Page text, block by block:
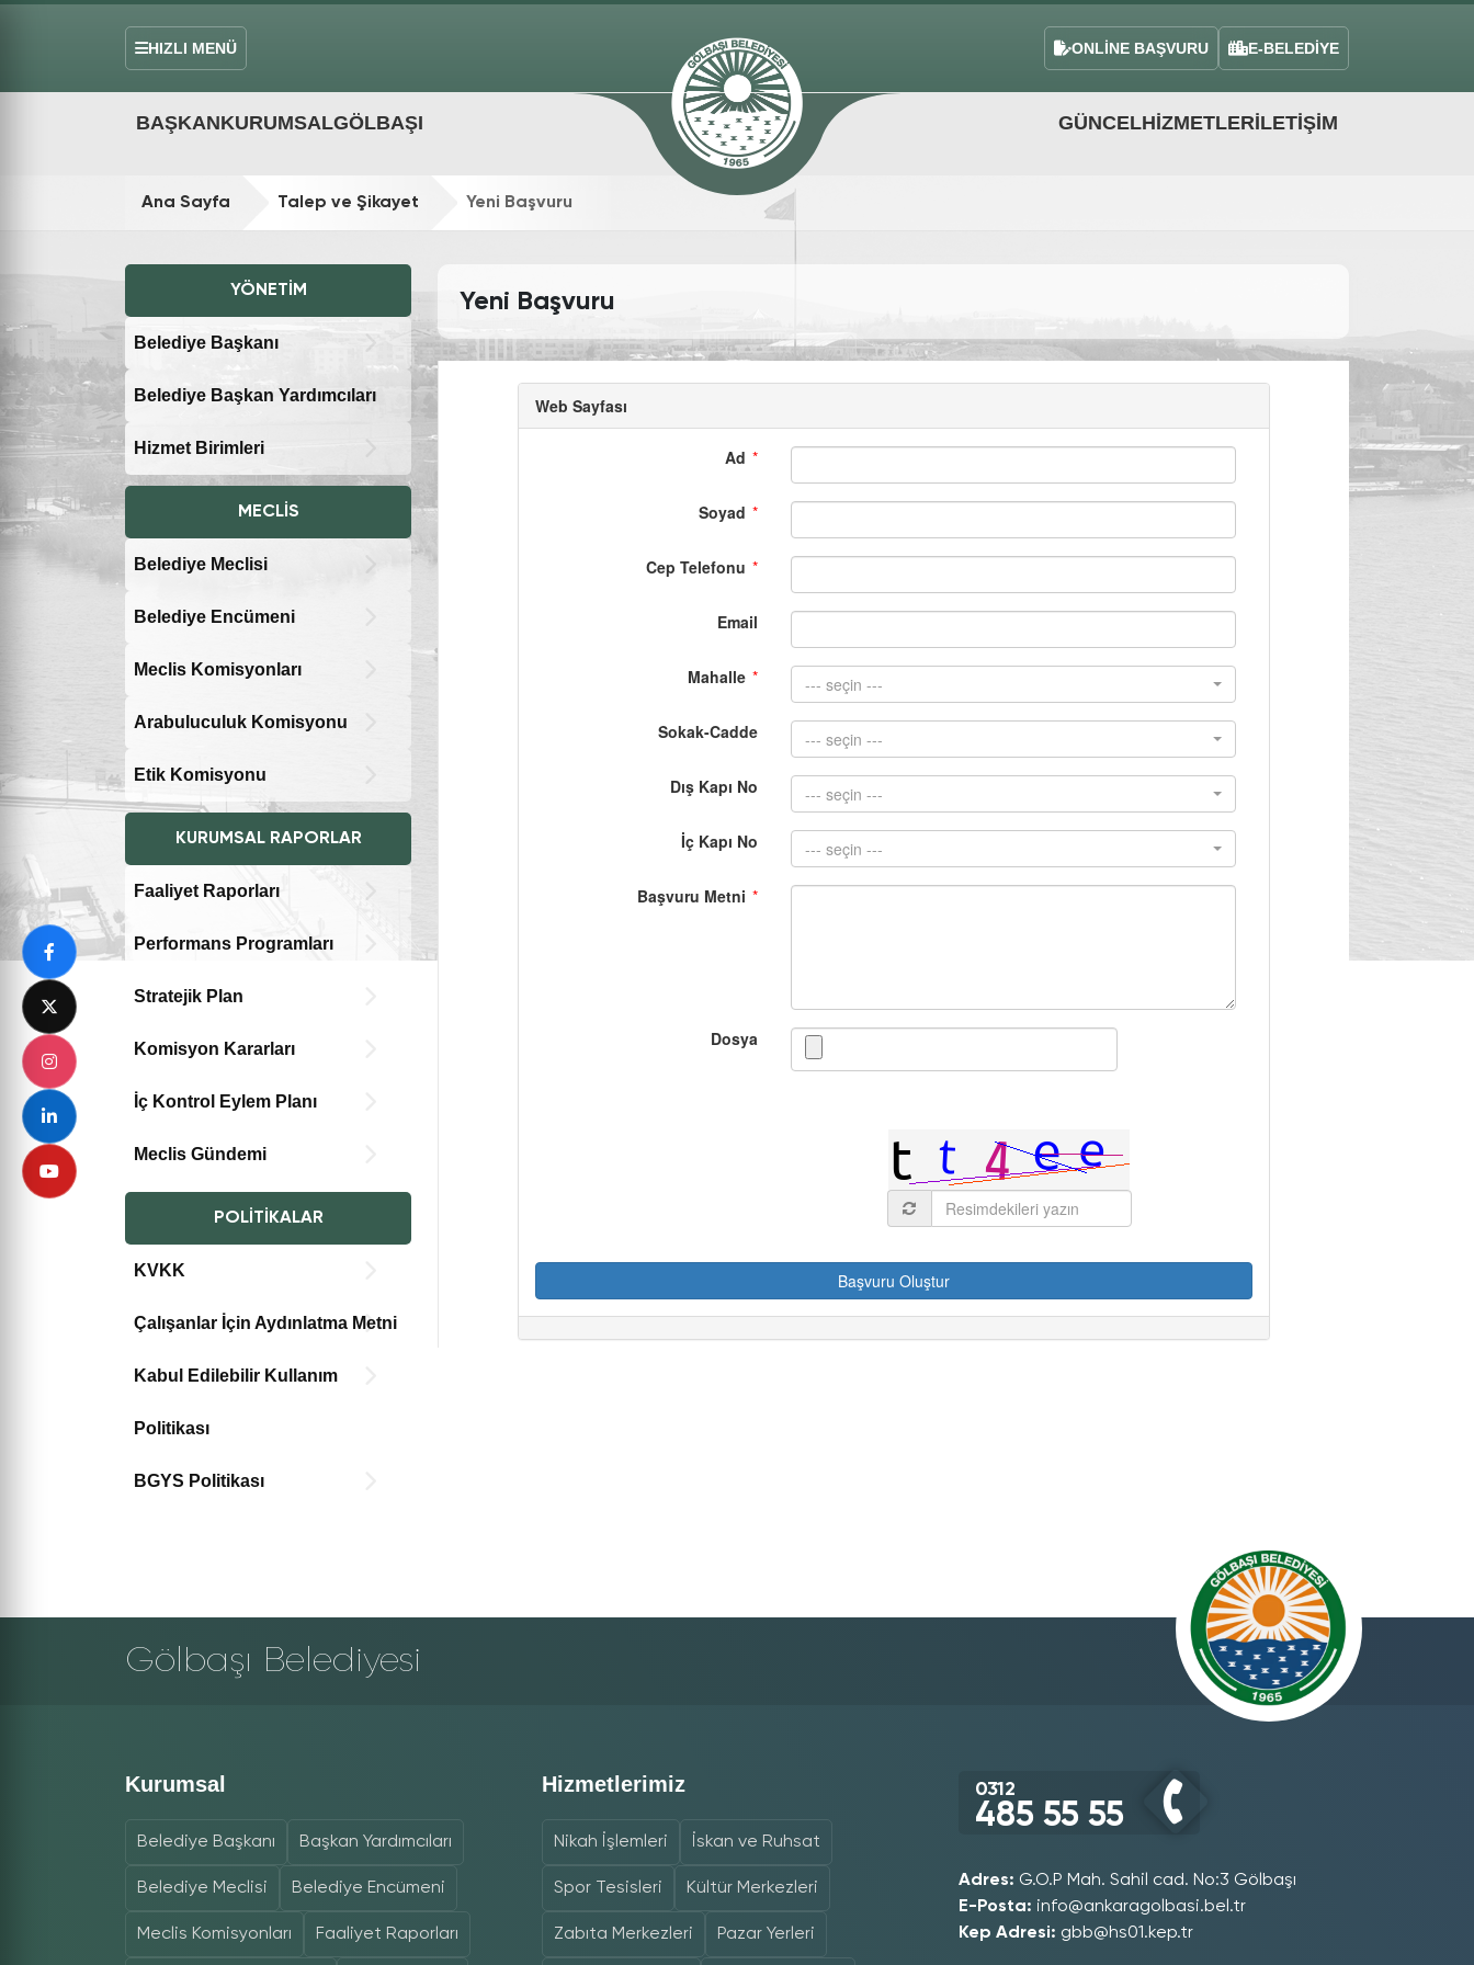
HIZLI MENÜ
BAŞKANKURUMSALGÖLBAŞI
ONLİNE BAŞVURU E-BELEDİYE
GÜNCELHIZMETLERİLETIŞIM
Ana Sayfa Talep ve Şikayet Yeni Başvuru
YÖNETIM
Belediye Başkanı
Belediye Başkan Yardımcıları
Hizmet Birimleri
MECLIS
Belediye Meclisi
Belediye Encümeni
Meclis Komisyonları
Arabuluculuk Komisyonu
Etik Komisyonu
KURUMSAL RAPORLAR
Faaliyet Raporları
Performans Programları
Stratejik Plan
Komisyon Kararları
İç Kontrol Eylem Planı
Meclis Gündemi
POLITIKALAR
KVKK
Çalışanlar İçin Aydınlatma Metni
Kabul Edilebilir Kullanım
Politikası
BGYS Politikası
Yeni Başvuru
Gölbaşı Belediyesi
Kurumsal
Belediye Başkanı Başkan Yardımcıları
Belediye Meclisi Belediye Encümeni
Meclis Komisyonları Faaliyet Raporları
Hizmetlerimiz
Nikah İşlemleri İskan ve Ruhsat
Spor Tesisleri Kültür Merkezleri
Zabıta Merkezleri Pazar Yerleri
0312
485 55 55
Adres: G.O.P Mah. Sahil cad. No:3 Gölbaşı
E-Posta: info@ankaragolbasi.bel.tr
Kep Adresi: gbb@hs01.kep.tr